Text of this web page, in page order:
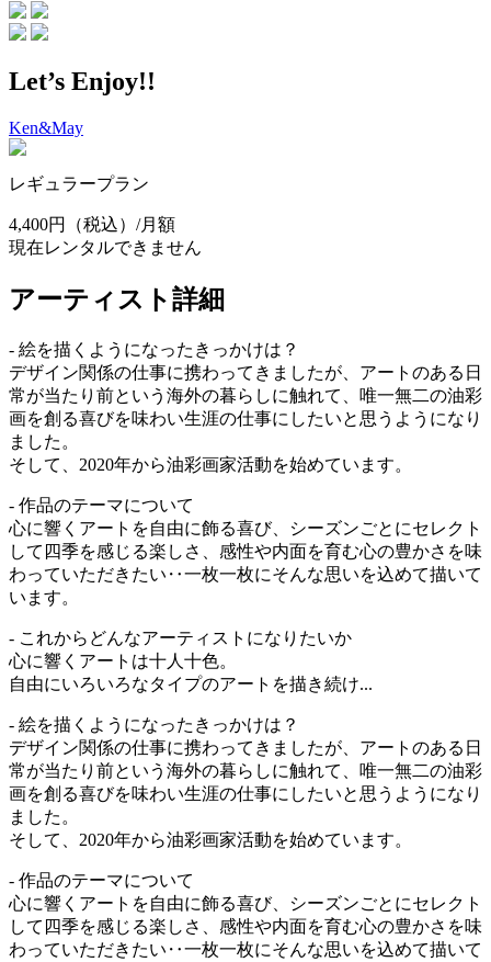
Let’s Enjoy!!
Ken&May
レギュラープラン
4,400円
（税込）/月額
現在レンタルできません
アーティスト詳細
- 絵を描くようになったきっかけは？
デザイン関係の仕事に携わってきましたが、アートのある日
常が当たり前という海外の暮らしに触れて、唯一無二の油彩
画を創る喜びを味わい生涯の仕事にしたいと思うようになり
ました。
そして、2020年から油彩画家活動を始めています。
- 作品のテーマについて
心に響くアートを自由に飾る喜び、シーズンごとにセレクト
して四季を感じる楽しさ、感性や内面を育む心の豊かさを味
わっていただきたい‥一枚一枚にそんな思いを込めて描いて
います。
- これからどんなアーティストになりたいか
心に響くアートは十人十色。
自由にいろいろなタイプのアートを描き続け...
- 絵を描くようになったきっかけは？
デザイン関係の仕事に携わってきましたが、アートのある日
常が当たり前という海外の暮らしに触れて、唯一無二の油彩
画を創る喜びを味わい生涯の仕事にしたいと思うようになり
ました。
そして、2020年から油彩画家活動を始めています。
- 作品のテーマについて
心に響くアートを自由に飾る喜び、シーズンごとにセレクト
して四季を感じる楽しさ、感性や内面を育む心の豊かさを味
わっていただきたい‥一枚一枚にそんな思いを込めて描いて